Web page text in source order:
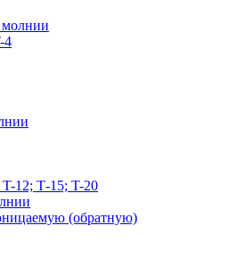
молнии
4
12; Т-15; T-20
(обратную)